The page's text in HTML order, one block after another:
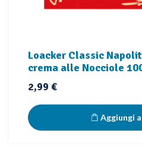
Loacker Classic
crema alle Nocciole
Prezzo
2,99 €
Aggiungi